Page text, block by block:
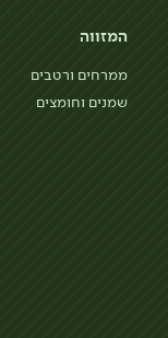
המזווה
ממרחים ורטבים
שמנים וחומצים